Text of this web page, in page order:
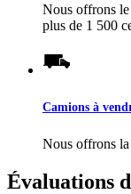
Nous offrons le
plus de 1 500
Camions à
Nous offrons
Évaluations